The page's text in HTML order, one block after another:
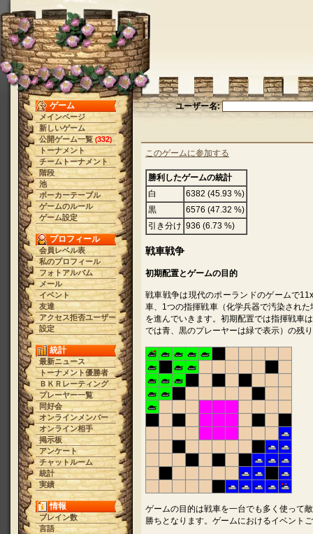
ゲーム
メインページ
新しいゲーム
公開ゲーム一覧 (332)
トーナメント
チームトーナメント
階段
池
ポーカーテーブル
ゲームのルール
ゲーム設定
プロフィール
会員レベル表
私のプロフィール
フォトアルバム
メール
イベント
友達
アクセス拒否ユーザー
設定
統計
最新ニュース
トーナメント優勝者
ＢＫＲレーティング
プレーヤー一覧
同好会
オンラインメンバー
オンライン相手
掲示板
アンケート
チャットルーム
統計
実績
情報
ブレイン数
言語
ユーザー名:
このゲームに参加する
勝利したゲームの統計
白
6382 (45.93 %)
黒
6576 (47.32 %)
引き分け 936 (6.73 %)
戦車戦争
初期配置とゲームの目的
戦車戦争は現代のポーランドのゲームで
車、1つの指揮戦車（化学兵器で汚染され
を進んでいきます。初期配置では指揮戦車
では青、黒のプレーヤーは緑で表示）の残
ゲームの目的は戦車を一台でも多く使って
勝ちとなります。ゲームにおけるイベント